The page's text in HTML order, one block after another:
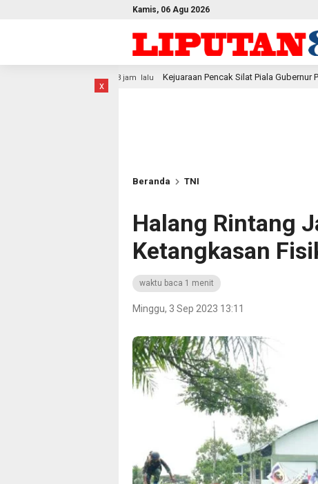
Kamis, 06 Agu 2026
x
Kejuaraan Pencak Silat Piala Gubernur PBD 2026, Atlet Kodam
Beranda TNI
Halang Rintang
Ketangkasan
waktu baca 1 menit
Minggu, 3 Sep 2023 13:11